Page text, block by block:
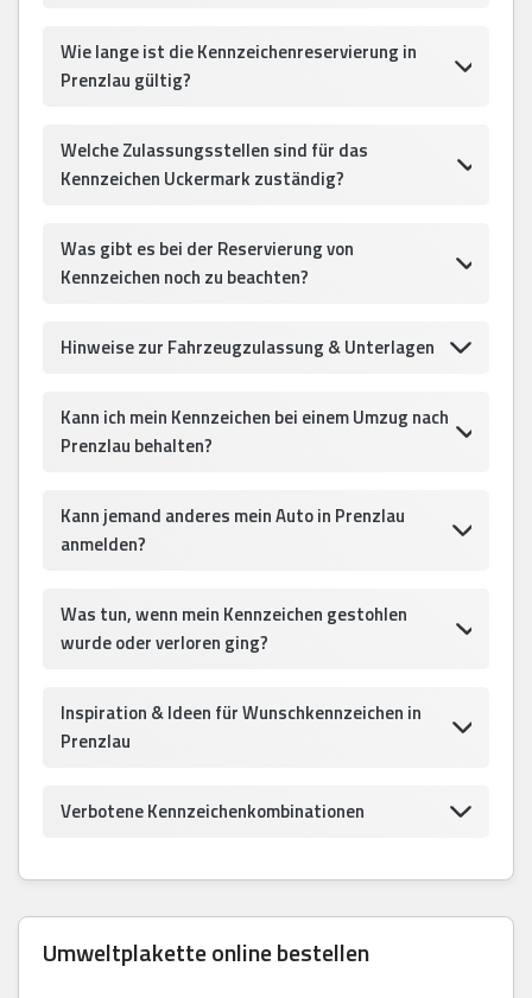
Wie lange ist die Kennzeichenreservierung in
Prenzlau gültig?
Welche Zulassungsstellen sind für das
Kennzeichen Uckermark zuständig?
Was gibt es bei der Reservierung von
Kennzeichen noch zu beachten?
Hinweise zur Fahrzeugzulassung & Unterlagen
Kann ich mein Kennzeichen bei einem Umzug nach
Prenzlau behalten?
Kann jemand anderes mein Auto in Prenzlau
anmelden?
Was tun, wenn mein Kennzeichen gestohlen
wurde oder verloren ging?
Inspiration & Ideen für Wunschkennzeichen in
Prenzlau
Verbotene Kennzeichenkombinationen
Umweltplakette online bestellen